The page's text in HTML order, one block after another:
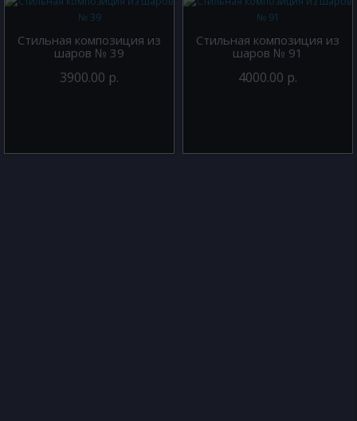
Стильная композиция из
шаров № 39
3900.00 р.
Стильная композиция из
шаров № 91
4000.00 р.